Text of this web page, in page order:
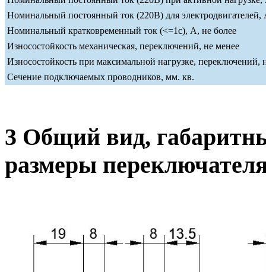
Номинальный постоянный ток (220В) для электродвигателей,
Номинальный кратковременный ток (<=1c), А, не более
Износостойкость механическая, переключений, не менее
Износостойкость при максимальной нагрузке, переключений,
Сечение подключаемых проводников, мм. кв.
3 Общий вид,
размеры